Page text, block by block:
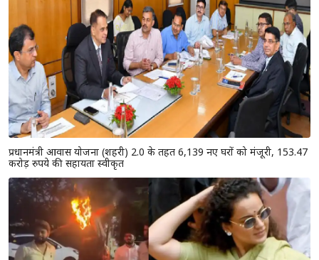
प्रधानमंत्री आवास योजना (शहरी) 2.0 के तहत 6,139 नए घरों को मंजूरी, 153.47
करोड़ रुपये की सहायता स्वीकृत